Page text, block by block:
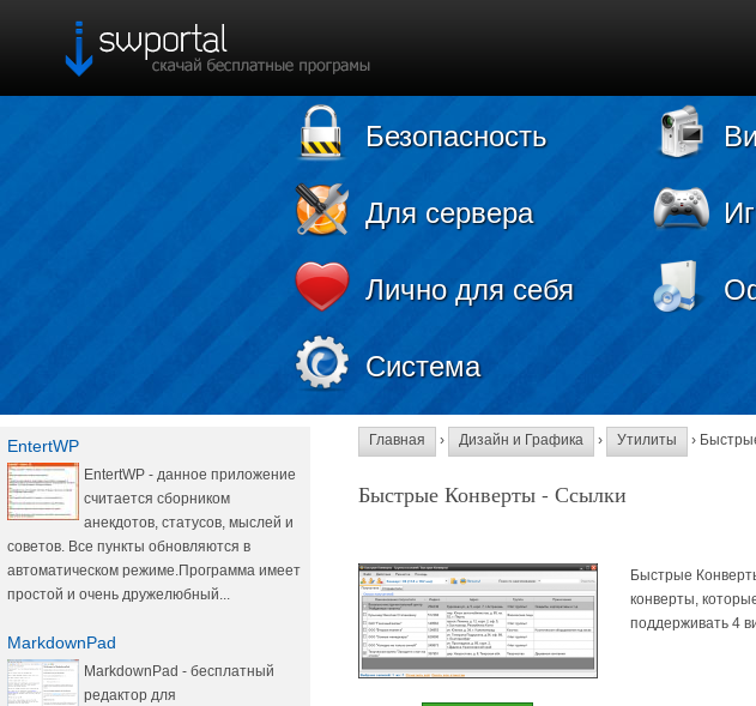
Безопасность
Для сервера
Лично для себя
Система
EntertWP
EntertWP - данное приложение
считается сборником
анекдотов, статусов, мыслей и
советов. Все пункты обновляются в
автоматическом режиме.Программа имеет
простой и очень дружелюбный...
MarkdownPad
MarkdownPad - бесплатный
редактор для
Главная › Дизайн и Графика › Утилиты ›
Быстрые Конверты - Ссылки
Быстрые
конверты,
поддерживать 4